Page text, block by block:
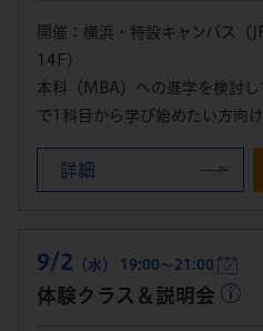
開催：横浜・特設キャンパス（
14F）
本科（MBA）への進学を検討
で1科目から学び始めたい方向け
詳細
9/2 （水） 19:00～21:00
体験クラス＆説明会